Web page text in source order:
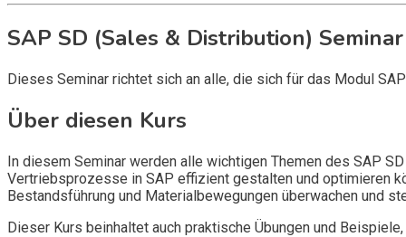
SAP SD (Sales & Distribution) Seminar
Dieses Seminar richtet sich an alle, die sich für das Modul
Über diesen Kurs
In diesem Seminar werden alle wichtigen Themen des SAP
Vertriebsprozesse in SAP effizient gestalten und optimieren
Bestandsführung und Materialbewegungen überwachen und
Dieser Kurs beinhaltet auch praktische Übungen und